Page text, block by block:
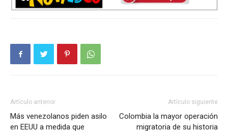
Artículo anterior
Más venezolanos piden asilo
en EEUU a medida que
Artículo siguiente
Colombia la mayor operación
migratoria de su historia